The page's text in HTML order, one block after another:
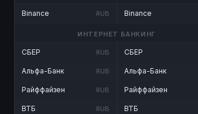
Binance RUB Binance
ИНТЕРНЕТ БАНКИНГ
СБЕР RUB
Альфа-Банк RUB
Райффайзен RUB
ВТБ RUB
СБЕР
Альфа-Банк
Райффайзен
ВТБ